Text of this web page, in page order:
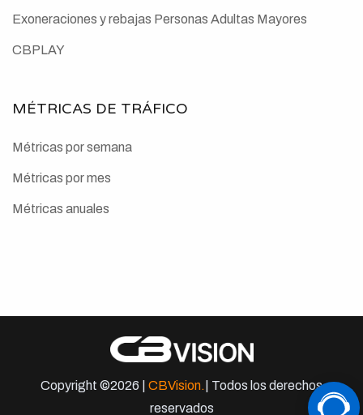
Exoneraciones y rebajas Personas Adultas Mayores
CBPLAY
MÉTRICAS DE TRÁFICO
Métricas por semana
Métricas por mes
Métricas anuales
Copyright ©2026 | CBVision.
| Todos los derechos
reservados